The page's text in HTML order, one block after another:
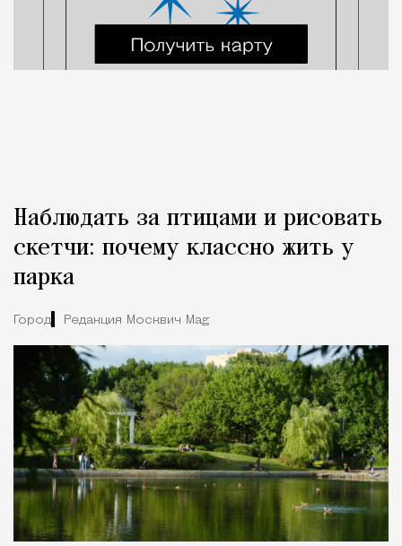
Наблюдать за птицами и рисовать
скетчи: почему классно жить у
парка
Город Редакция Москвич Mag